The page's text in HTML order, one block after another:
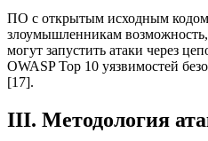
ПО с открытым исходным кодом
злоумышленникам
могут запустить атаки через
OWASP Top 10 уязвимостей
[17].
III. Методология